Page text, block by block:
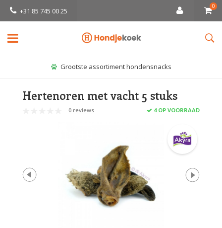
+31 85 745 00 25
0
Grootste assortiment hondensnacks
Hertenoren met vacht 5 stuks
0 reviews 4 OP VOORRAAD